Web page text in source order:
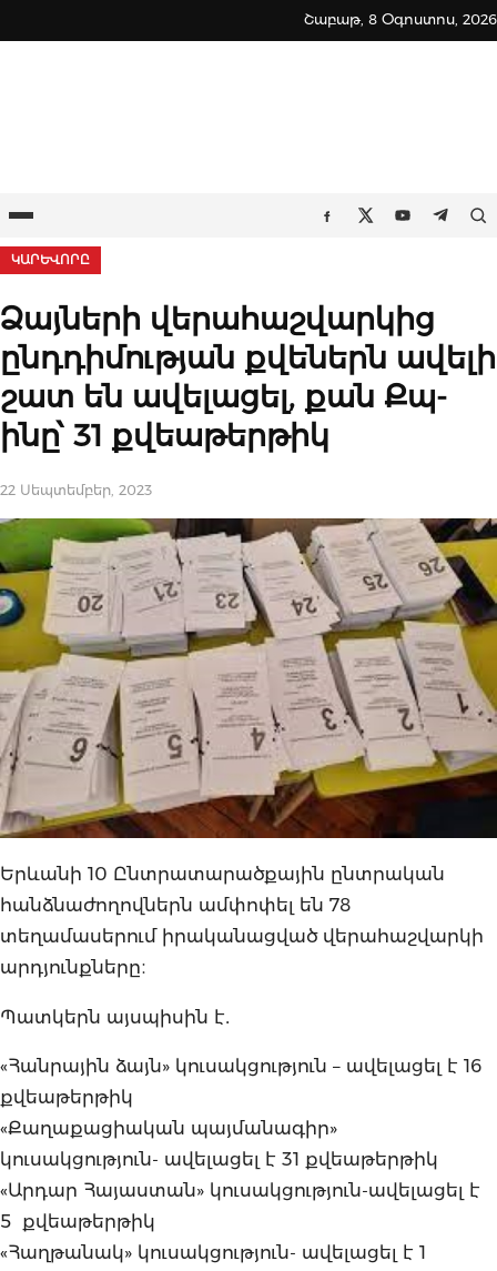
to
Շաբաթ, 8 Օգոստոս, 2026
Ընտրացանկ Facebook
TwitterYoutube
ԿԱՐԵՎՈՐԸ
Ձայների վերահաշվարկից
ընդդիմության քվեներն ավելի
շատ են ավելացել, քան Քպ-
ինը՝ 31 քվեաթերթիկ
22 Սեպտեմբեր, 2023
Երևանի 10 Ընտրատարածքային ընտրական
հանձնաժողովներն ամփոփել են 78
տեղամասերում իրականացված վերահաշվարկի
արդյունքները։
Պատկերն այսպիսին է․
«Հանրային ձայն» կուսակցություն – ավելացել է 16
քվեաթերթիկ
«Քաղաքացիական պայմանագիր»
կուսակցություն- ավելացել է 31 քվեաթերթիկ
«Արդար Հայաստան» կուսակցություն-ավելացել է
5 քվեաթերթիկ
«Հաղթանակ» կուսակցություն- ավելացել է 1